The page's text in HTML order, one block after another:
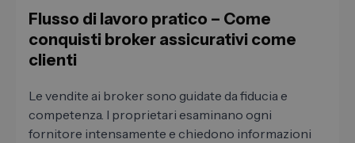
Flusso di lavoro pratico – Come
conquisti broker assicurativi come
clienti
Le vendite ai broker sono guidate da fiducia e
competenza. I proprietari esaminano ogni
fornitore intensamente e chiedono informazioni